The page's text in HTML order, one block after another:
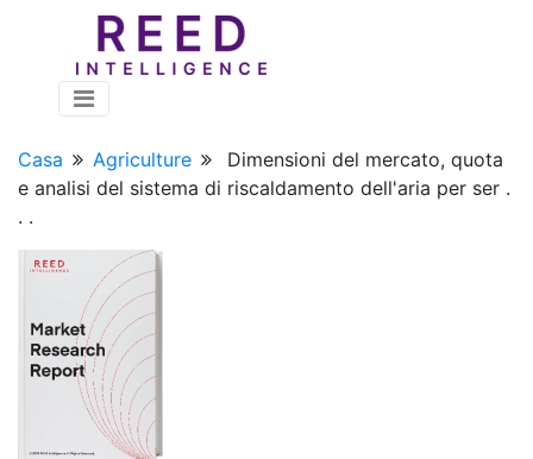
Casa Agriculture
Dimensioni del mercato, quota
e analisi del sistema di riscaldamento dell'aria per ser .
. .